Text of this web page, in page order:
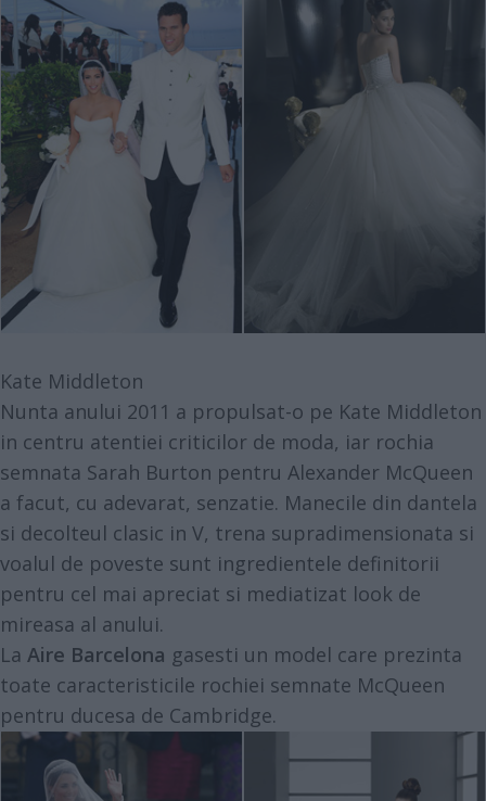
Kate Middleton
Nunta anului 2011 a propulsat-o pe Kate Middleton
in centru atentiei criticilor de moda, iar rochia
semnata Sarah Burton pentru Alexander McQueen
a facut, cu adevarat, senzatie. Manecile din dantela
si decolteul clasic in V, trena supradimensionata si
voalul de poveste sunt ingredientele definitorii
pentru cel mai apreciat si mediatizat look de
mireasa al anului.
La Aire Barcelona gasesti un model care prezinta
toate caracteristicile rochiei semnate McQueen
pentru ducesa de Cambridge.